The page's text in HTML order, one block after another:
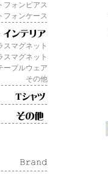
フォンピアス
フォンケース
スマグネット
スマグネット
ーブルウェア
その他